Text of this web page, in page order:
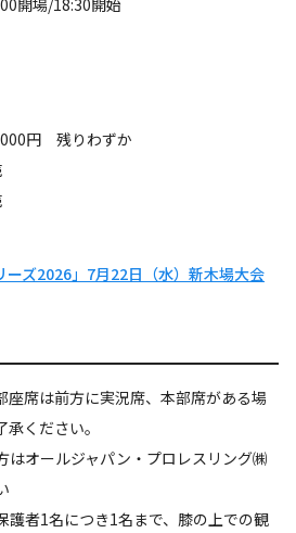
開場/18:30開始
円 残りわずか
ズ2026」7月22日（水）新木場大会
席は前方に実況席、本部席がある場
ください。
オールジャパン・プロレスリング㈱
者1名につき1名まで、膝の上での観